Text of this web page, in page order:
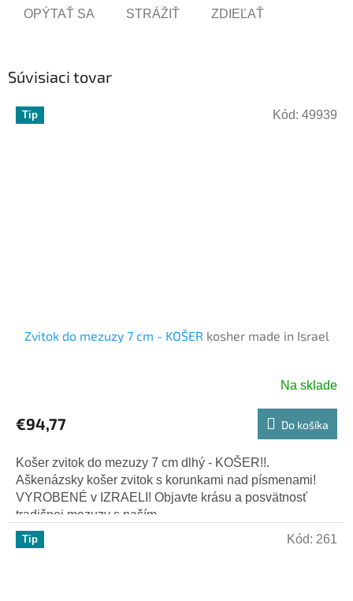
OPÝTAŤ SA STRÁŽIŤ ZDIEĽAŤ
Súvisiaci tovar
Tip
Zvitok do mezuzy 7 cm - KOŠER kosher made in Israel
Na sklade
€94,77 Do košíka
Košer zvitok do mezuzy 7 cm dlhý - KOŠER!!.
Aškenázsky košer zvitok s korunkami nad písmenami!
VYROBENÉ v IZRAELI! Objavte krásu a posvätnosť
tradičnej mezuzy s naším...
Kód: 49939
Tip Kód: 261